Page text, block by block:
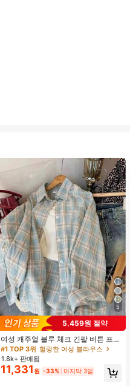
5
5,459원 절약
여성 캐주얼 블루 체크 긴팔 버튼 프론
트 폴리에스터 셔츠, 레귤러 핏, 봄 의
류, 편안한 스타일
#1 TOP 3위 헐렁한 여성 블라우스
1.8k+ 판매됨
11,331 원 -33% 마지막 3일